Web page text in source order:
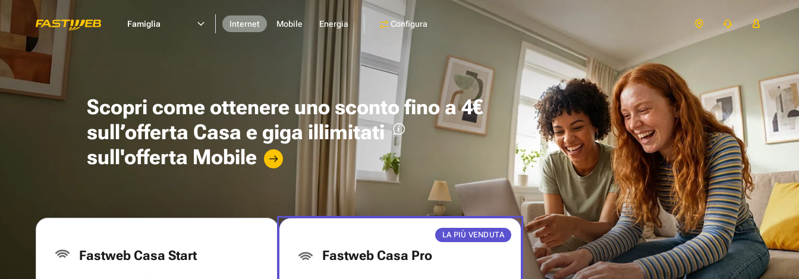
Famiglia Internet Mobile Energia Configura
Scopri come ottenere unosconto fino a 4€
sull’offerta Casa e giga illimitati
sull'offerta Mobile
Fastweb Casa Start
LA PIÙ VENDUTA
Fastweb Casa Pro